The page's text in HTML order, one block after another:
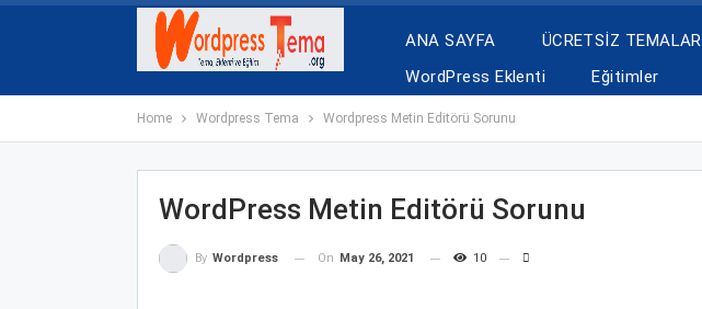
ANA SAYFA ÜCRETSİZ TEMALAR
WordPress Eklenti
Eğitimler
Home Wordpress Tema Wordpress Metin Editörü Sorunu
WordPress Metin Editörü Sorunu
By Wordpress On May 26, 2021 10